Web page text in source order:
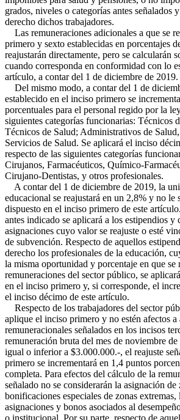
grados, niveles o categorías antes señalados
derecho dichos trabajadores.
Las remuneraciones adicionales a que se
primero y sexto establecidas en porcentajes
reajustarán directamente, pero se calcularán
cuando corresponda en conformidad con lo
artículo, a contar del 1 de diciembre de 2019.
Del mismo modo, a contar del 1 de
establecido en el inciso primero se
porcentuales para el personal regido por la
siguientes categorías funcionarias: Técnicos
Técnicos de Salud; Administrativos de
Servicios de Salud. Se aplicará el inciso
respecto de las siguientes categorías
Cirujanos, Farmacéuticos, Químico-
Cirujano-Dentistas, y otros profesionales.
A contar del 1 de diciembre de 2019, la
educacional se reajustará en un 2,8% y no le
dispuesto en el inciso primero de este
antes indicado se aplicará a los estipendios y
asignaciones cuyo valor se reajuste o esté
de subvención. Respecto de aquellos
derecho los profesionales de la educación,
la misma oportunidad y porcentaje en que se
remuneraciones del sector público, se
en el inciso primero y, si corresponde, el
el inciso décimo de este artículo.
Respecto de los trabajadores del sector
aplique el inciso primero y no estén afectos a
remuneracionales señalados en los incisos
remuneración bruta del mes de noviembre
igual o inferior a $3.000.000.-, el reajuste
primero se incrementará en 1,4 puntos
completa. Para efectos del cálculo de la
señalado no se considerarán la asignación de
bonificaciones especiales de zonas
asignaciones y bonos asociados al
o institucional. Por su parte, respecto de